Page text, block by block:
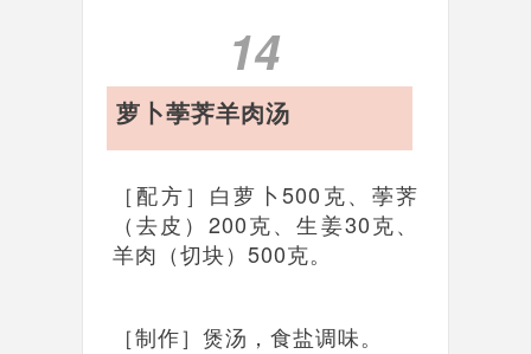
14
萝卜荸荠羊肉汤
［配方］白萝卜500克、荸荠
（去皮）200克、生姜30克、
羊肉（切块）500克。
［制作］煲汤，食盐调味。